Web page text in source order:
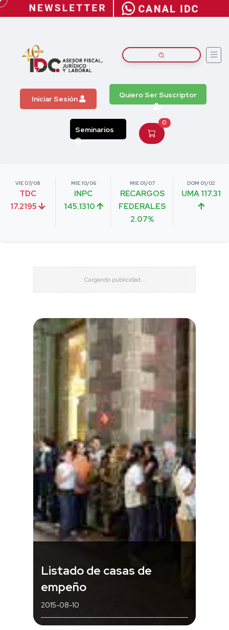
Iniciar Sesión Quiero Ser Suscriptor
Seminarios
0
VIE 07/08
TDC
17.2195
MIE 10/06
INPC
145.1310
MIE 01/07
RECARGOS
FEDERALES
2.07%
DOM 01/02
UMA 117.31
Listado de casas de
empeño
2015-08-10